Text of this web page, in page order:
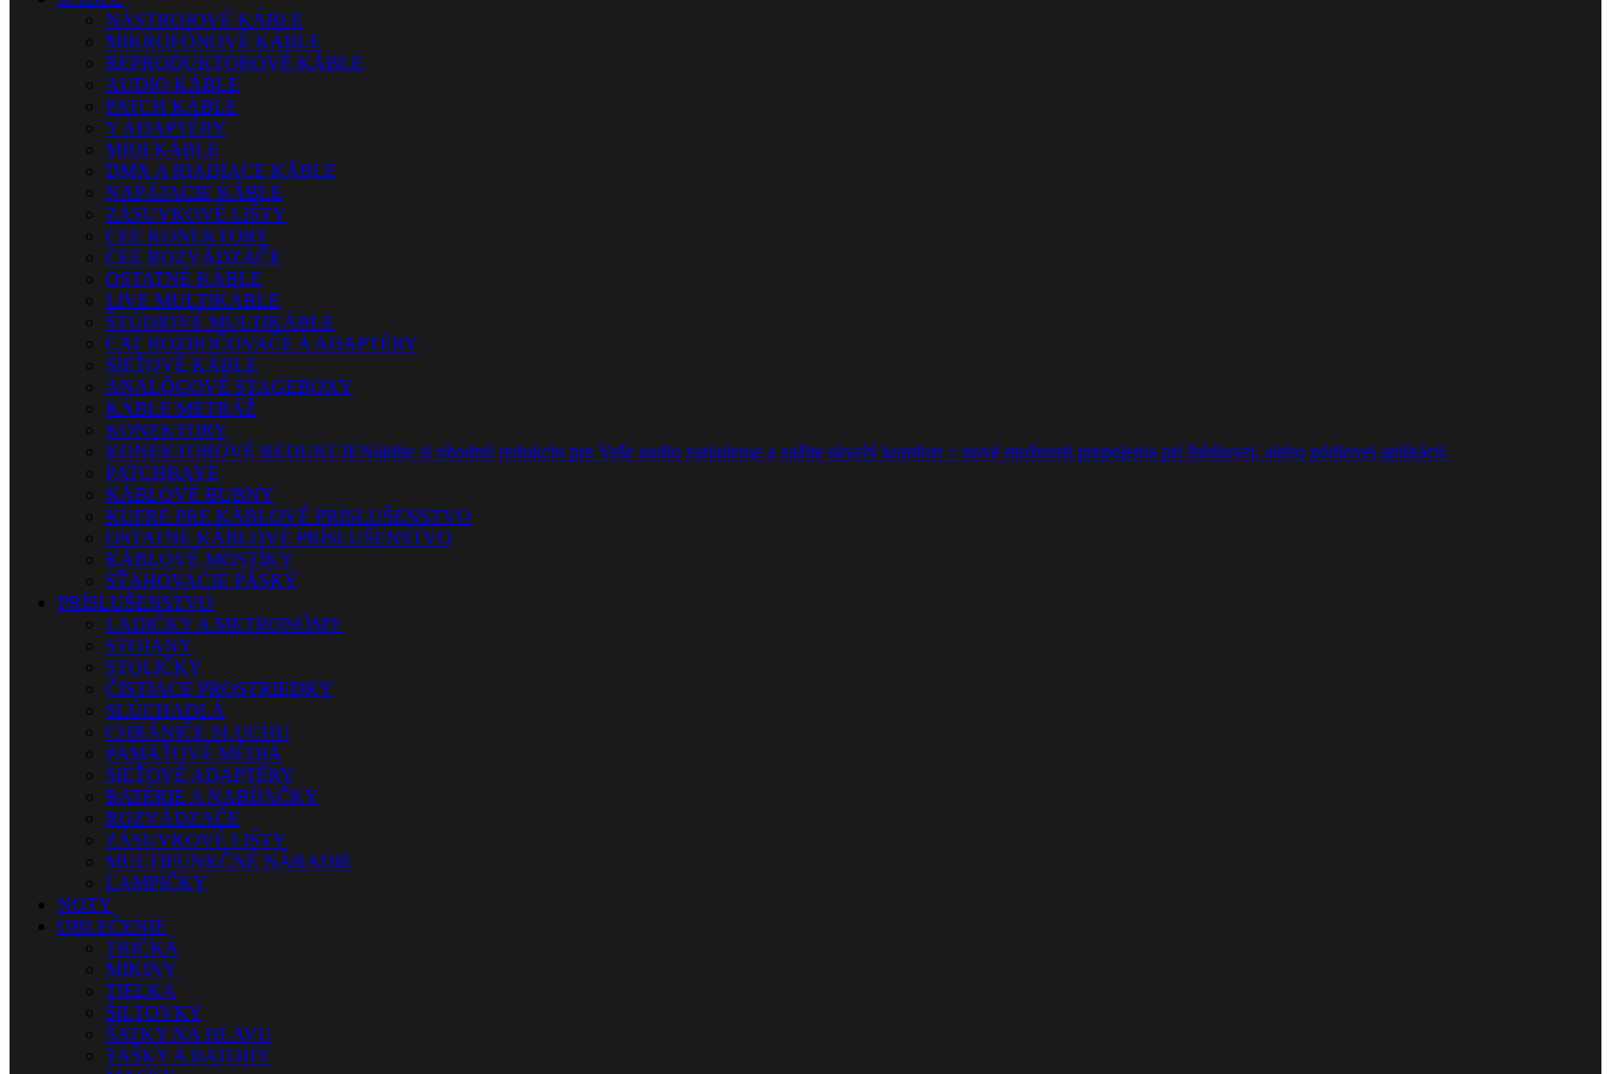
NÁSTROJOVÉ KÁBLE
MIKROFÓNOVÉ KÁBLE
REPRODUKTOROVÉ KÁBLE
AUDIO KÁBLE
PATCH KÁBLE
Y ADAPTÉRY
MIDI KÁBLE
DMX A RIADIACE KÁBLE
NAPÁJACIE KÁBLE
ZÁSUVKOVÉ LIŠTY
CEE KONEKTORY
CEE ROZVÁDZAČE
OSTATNÉ KÁBLE
LIVE MULTIKÁBLE
ŠTÚDIOVÉ MULTIKÁBLE
CAT ROZBOČOVAČE A ADAPTÉRY
SIEŤOVÉ KÁBLE
ANALÓGOVÉ STAGEBOXY
KÁBLE METRÁŽ
KONEKTORY
KONEKTOROVÉ REDUKCIENájdite si vhodnú redukciu pre Vaše audio zariadenie a zažite skvelý komfort + nové možnosti prepojenia pri štúdiovej, alebo pódiovej aplikácii.
PATCHBAYE
KÁBLOVÉ BUBNY
KUFRE PRE KÁBLOVÉ PRÍSLUŠENSTVO
OSTATNÉ KÁBLOVÉ PRÍSLUŠENSTVO
KÁBLOVÉ MOSTÍKY
SŤAHOVACIE PÁSKY
PRÍSLUŠENSTVO
LADIČKY A METRONÓMY
STOJANY
STOLIČKY
ČISTIACE PROSTRIEDKY
SLÚCHADLÁ
CHRÁNIČE SLUCHU
PAMÄŤOVÉ MÉDIÁ
SIEŤOVÉ ADAPTÉRY
BATÉRIE A NABÍJAČKY
ROZVÁDZAČE
ZÁSUVKOVÉ LIŠTY
MULTIFUNKČNÉ NÁRADIE
LAMPIČKY
NOTY
OBLEČENIE
TRIČKÁ
MIKINY
TIELKA
ŠILTOVKY
ŠATKY NA HLAVU
TAŠKY A BATOHY